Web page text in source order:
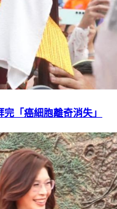
「癌細胞離奇消失」